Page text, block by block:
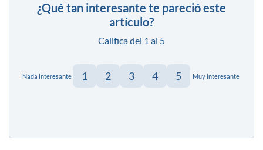
¿Qué tan interesante te pareció este
artículo?
Califica del 1 al 5
Nada interesante 1 2 3 4 5 Muy interesante